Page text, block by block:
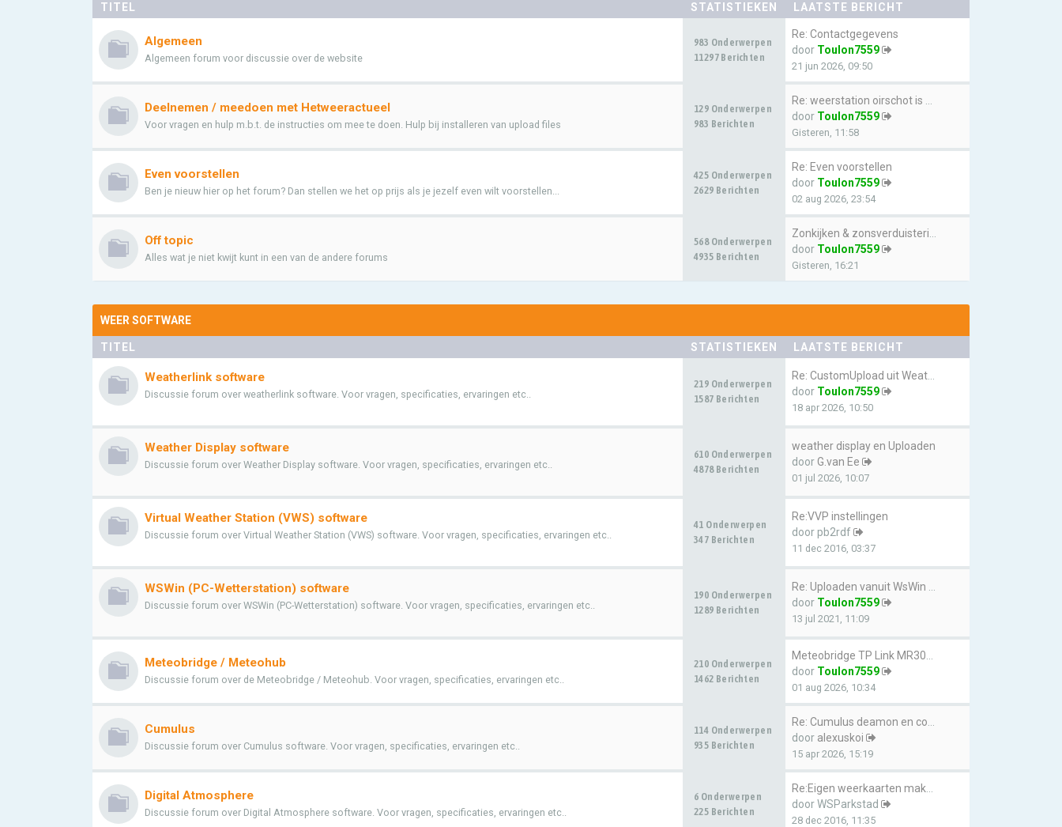
TITEL STATISTIEKEN LAATSTE BERICHT
Algemeen
Algemeen forum voor discussie over de website
983 Onderwerpen
11297 Berichten
Re: Contactgegevens
door Toulon7559
21 jun 2026, 09:50
Deelnemen / meedoen met Hetweeractueel
Voor vragen en hulp m.b.t. de instructies om mee te doen. Hulp bij installeren van upload files
129 Onderwerpen
983 Berichten
door Toulon7559
Gisteren, 11:58
Even voorstellen
Ben je nieuw hier op het forum? Dan stellen we het op prijs als je jezelf even wilt voorstellen...
425 Onderwerpen
2629 Berichten
Re: Even voorstellen
door Toulon7559
02 aug 2026, 23:54
Off topic
Alles wat je niet kwijt kunt in een van de andere forums
568 Onderwerpen
4935 Berichten
door Toulon7559
Gisteren, 16:21
WEER SOFTWARE
TITEL STATISTIEKEN LAATSTE BERICHT
Weatherlink software
Discussie forum over weatherlink software. Voor vragen, specificaties, ervaringen etc..
219 Onderwerpen
1587 Berichten
door Toulon7559
18 apr 2026, 10:50
Weather Display software
Discussie forum over Weather Display software. Voor vragen, specificaties, ervaringen etc..
610 Onderwerpen
4878 Berichten
weather display en Uploaden
doorG.van Ee
01 jul 2026, 10:07
Virtual Weather Station (VWS) software
Discussie forum over Virtual Weather Station (VWS) software. Voor vragen, specificaties, ervaringen etc..
41 Onderwerpen
347 Berichten
Re:VVP instellingen
doorpb2rdf
11 dec 2016, 03:37
WSWin (PC-Wetterstation) software
Discussie forum over WSWin (PC-Wetterstation) software. Voor vragen, specificaties, ervaringen etc..
190 Onderwerpen
1289 Berichten
door Toulon7559
13 jul 2021, 11:09
Meteobridge / Meteohub
Discussie forum over de Meteobridge / Meteohub. Voor vragen, specificaties, ervaringen etc..
210 Onderwerpen
1462 Berichten
door Toulon7559
01 aug 2026, 10:34
Cumulus
Discussie forum over Cumulus software. Voor vragen, specificaties, ervaringen etc..
114 Onderwerpen
935 Berichten
door alexuskoi
15 apr 2026, 15:19
Digital Atmosphere
Discussie forum over Digital Atmosphere software. Voor vragen, specificaties, ervaringen etc..
6 Onderwerpen
225 Berichten
doorWSParkstad
28 dec 2016, 11:35